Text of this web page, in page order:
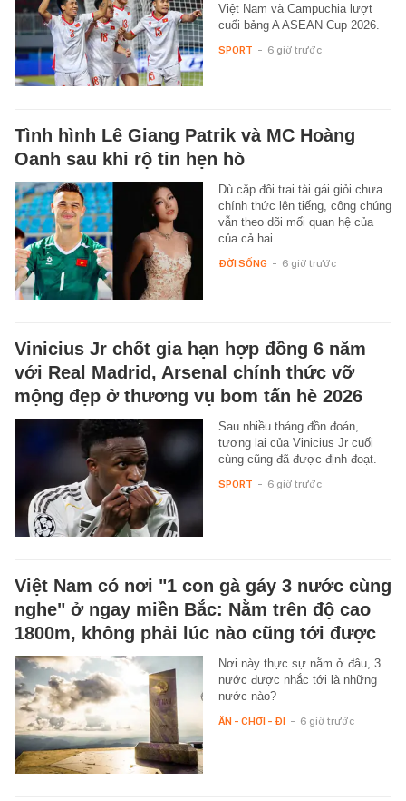
Việt Nam và Campuchia lượt
cuối bảng A ASEAN Cup 2026.
SPORT - 6 giờ trước
Tình hình Lê Giang Patrik và MC Hoàng
Oanh sau khi rộ tin hẹn hò
Dù cặp đôi trai tài gái giỏi chưa
chính thức lên tiếng, công chúng
vẫn theo dõi mối quan hệ của
của cả hai.
ĐỜI SỐNG - 6 giờ trước
Vinicius Jr chốt gia hạn hợp đồng 6 năm
với Real Madrid, Arsenal chính thức vỡ
mộng đẹp ở thương vụ bom tấn hè 2026
Sau nhiều tháng đồn đoán,
tương lai của Vinicius Jr cuối
cùng cũng đã được định đoạt.
SPORT - 6 giờ trước
Việt Nam có nơi "1 con gà gáy 3 nước cùng
nghe" ở ngay miền Bắc: Nằm trên độ cao
1800m, không phải lúc nào cũng tới được
Nơi này thực sự nằm ở đâu, 3
nước được nhắc tới là những
nước nào?
ĂN - CHƠI - ĐI - 6 giờ trước